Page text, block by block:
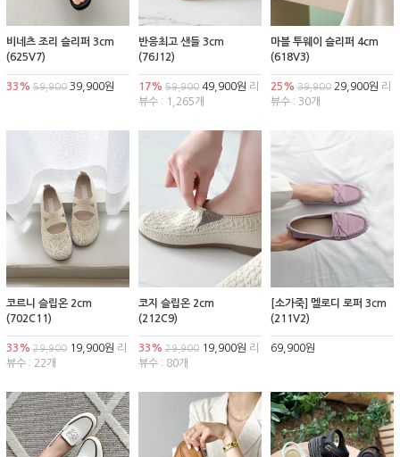
비네츠 조리 슬리퍼 3cm
(625V7)
33% 59,900 39,900원
반응최고 샌들 3cm
(76J12)
17% 59,90049,900원 리
뷰수 : 1,265개
마블 투웨이 슬리퍼 4cm
(618V3)
25% 39,90029,900원 리
뷰수 : 30개
코르니 슬립온 2cm
(702C11)
33% 29,900 19,900원 리
뷰수 : 22개
코지 슬립온 2cm
(212C9)
33% 29,90019,900원 리
뷰수 : 80개
[소가죽] 멜로디 로퍼 3cm
(211V2)
69,900원